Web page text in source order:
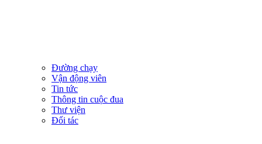
Đường chạy
Vận động viên
Tin tức
Thông tin cuộc đua
Thư viện
Đối tác